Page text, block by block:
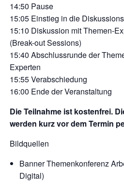
14:50 Pause
15:05 Einstieg in die
15:10 Diskussion mit Themen-
(Break-out Sessions)
15:40 Abschlussrunde der
Experten
15:55 Verabschiedung
16:00 Ende der Veranstaltung
Die Teilnahme ist kostenfrei.
werden kurz vor dem Termin
Bildquellen
Banner Themenkonferenz
Digital)